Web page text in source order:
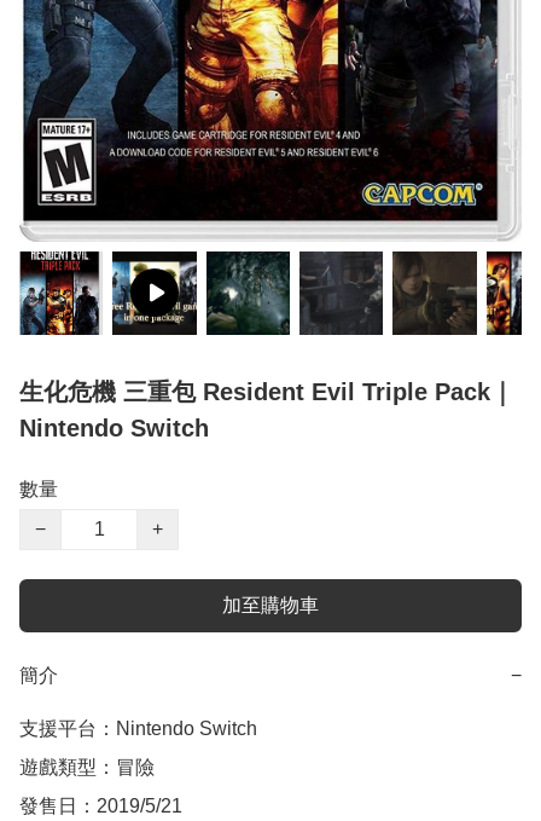
生化危機 三重包 Resident Evil Triple Pack｜
Nintendo Switch
數量
−
+
加至購物車
簡介 −
支援平台：Nintendo Switch
遊戲類型：冒險
發售日：2019/5/21